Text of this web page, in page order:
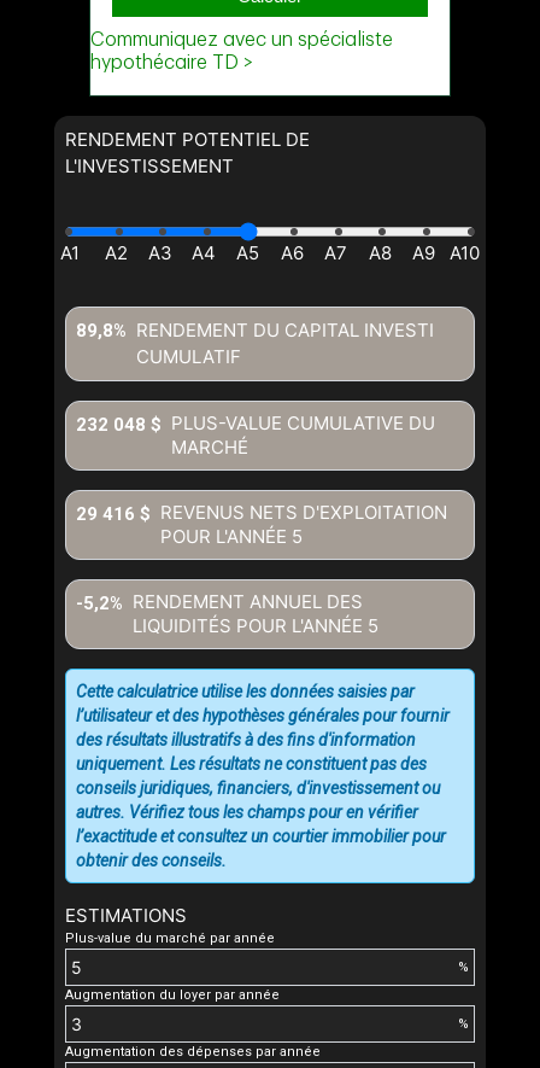
RENDEMENT POTENTIEL DE
L'INVESTISSEMENT
RENDEMENT DU CAPITAL INVESTI
CUMULATIF
89,8%
PLUS-VALUE CUMULATIVE DU
MARCHÉ
232 048 $
REVENUS NETS D'EXPLOITATION
POUR L'ANNÉE 5
29 416 $
RENDEMENT ANNUEL DES
LIQUIDITÉS POUR L'ANNÉE 5
-5,2%
ESTIMATIONS
Plus-value du marché par année
%
Augmentation du loyer par année
%
Augmentation des dépenses par année
Cette calculatrice utilise les données saisies par
l’utilisateur et des hypothèses générales pour fournir
des résultats illustratifs à des fins d'information
uniquement. Les résultats ne constituent pas des
conseils juridiques, financiers, d'investissement ou
autres. Vérifiez tous les champs pour en vérifier
l’exactitude et consultez un courtier immobilier pour
obtenir des conseils.